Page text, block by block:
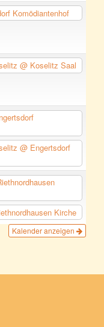
Komödiantenhof
@ Koselitz Saal
@ Engertsdorf
Kirche
Kalender anzeigen